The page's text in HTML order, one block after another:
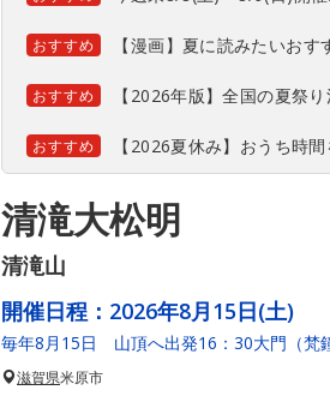
おすすめ 【漫画】夏に読みたいお
おすすめ 【2026年版】全国の夏祭
おすすめ 【2026夏休み】おうち時
清滝大松明
清滝山
開催日程： 2026年8月15日(土)
毎年8月15日 山頂へ出発16：30大門（梵
滋賀県米原市